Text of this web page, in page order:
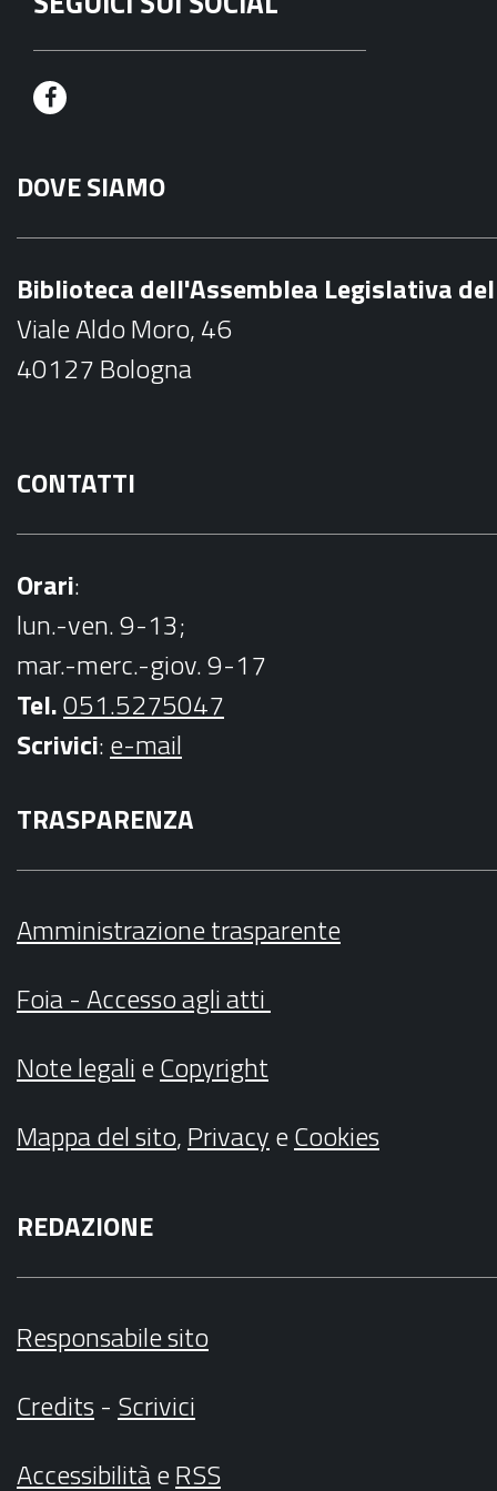
F
c
e
o
k
DOVE SIAMO
Biblioteca dell'Assemblea Legislativa
Viale Aldo Moro, 46
40127 Bologna
CONTATTI
Orari:
lun.-ven. 9-13;
mar.-merc.-giov. 9-17
Tel.051.5275047
Scrivici:e-mail
TRASPARENZA
Amministrazione trasparente
Foia - Accesso agli atti
Note legalieCopyright
Mappa del sito,PrivacyeCookies
REDAZIONE
Responsabile sito
Credits- Scrivici
AccessibilitàeRSS